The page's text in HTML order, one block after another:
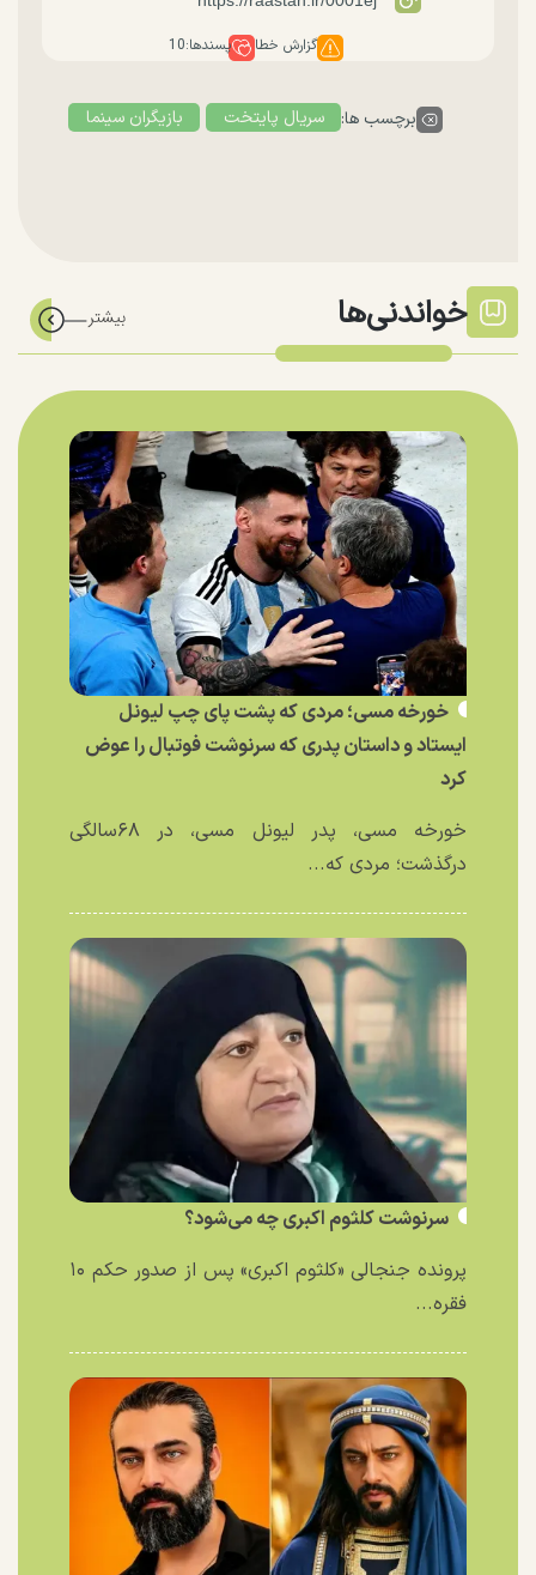
گزارش خطا پسندها:10
برچسب ها: سریال پایتخت بازیگران سینما
خواندنی‌ها
خورخه مسی؛ مردی که پشت پای چپ لیونل
ایستاد و داستان پدری که سرنوشت فوتبال را عوض
کرد
خورخه مسی، پدر لیونل مسی، در ۶۸سالگی
درگذشت؛ مردی که...
سرنوشت کلثوم اکبری چه می‌شود؟
پرونده جنجالی «کلثوم اکبری» پس از صدور حکم ۱۰
فقره...